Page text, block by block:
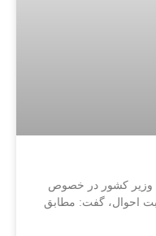
وزیر کشور در خصوص
ثبت احوال، گفت: مطابق